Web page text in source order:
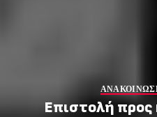
Επιστολή